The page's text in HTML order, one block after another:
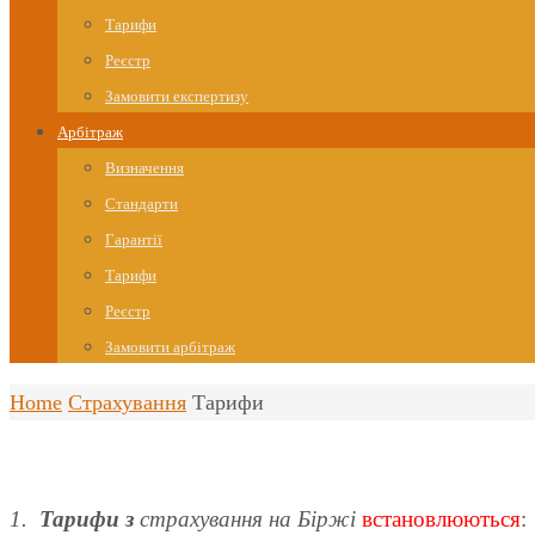
Тарифи
Реєстр
Замовити експертизу
Арбітраж
Визначення
Стандарти
Гарантії
Тарифи
Реєстр
Замовити арбітраж
Home Страхування Тарифи
1. Тарифи з страхування на Біржі встановлюються: